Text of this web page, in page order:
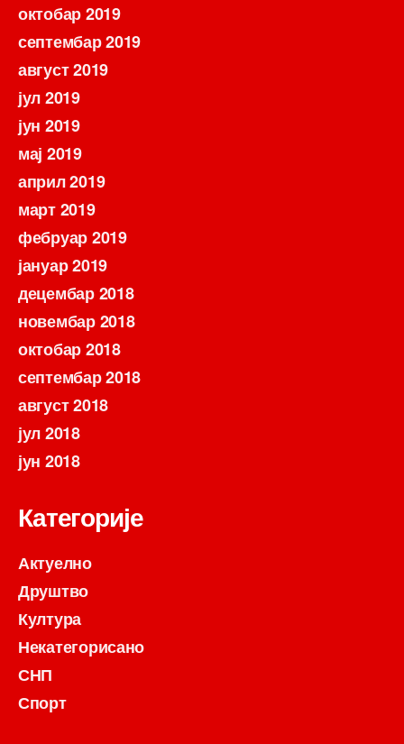
октобар 2019
септембар 2019
август 2019
јул 2019
јун 2019
мај 2019
април 2019
март 2019
фебруар 2019
јануар 2019
децембар 2018
новембар 2018
октобар 2018
септембар 2018
август 2018
јул 2018
јун 2018
Категорије
Актуелно
Друштво
Култура
Некатегорисано
СНП
Спорт